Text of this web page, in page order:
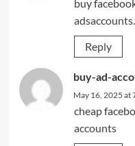
buy
Reply
buy-ad-
May 16, 2025 at
cheap
accounts